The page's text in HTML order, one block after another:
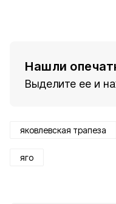
Нашли
Выделите ее и
яковлевская трапеза
яго